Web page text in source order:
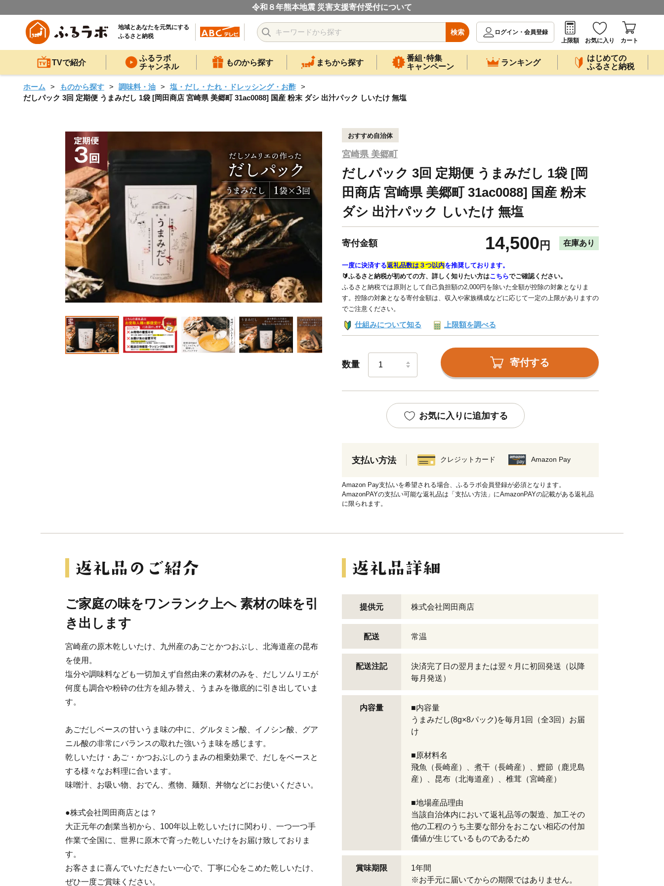
令和８年熊本地震 災害支援寄付受付について
地域とあなたを元気にする
ふるさと納税
検索
ログイン・会員登録
上限額
お気に入り カート
TVで紹介
ふるラボ
チャンネル
ものから探す まちから探す
番組･特集
キャンペーン
ランキング
はじめての
ふるさと納税
ホーム ものから探す 調味料・油
塩・だし・たれ・ドレッシング・お酢
だしパック 3回 定期便 うまみだし 1袋 [岡田商店 宮崎県 美郷町 31ac0088] 国産 粉末 ダシ 出汁パック しいたけ 無塩
おすすめ自治体
宮崎県 美郷町
だしパック 3回 定期便 うまみだし 1袋 [岡
田商店 宮崎県 美郷町 31ac0088] 国産 粉末
ダシ 出汁パック しいたけ 無塩
寄付金額 14,500 円 在庫あり
一度に決済する返礼品数は３つ以内を推奨しております。
🔰ふるさと納税が初めての方、詳しく知りたい方はこちらでご確認ください。
ふるさと納税では原則として自己負担額の2,000円を除いた全額が控除の対象となりま
す。控除の対象となる寄付金額は、収入や家族構成などに応じて一定の上限がありますの
でご注意ください。
仕組みについて知る 上限額を調べる
数量 寄付する
お気に入りに追加する
支払い方法 クレジットカード Amazon Pay
Amazon Pay支払いを希望される場合、ふるラボ会員登録が必須となります。
AmazonPAYの支払い可能な返礼品は「支払い方法」にAmazonPAYの記載がある返礼品
に限られます。
ご家庭の味をワンランク上へ 素材の味を引
き出します
宮崎産の原木乾しいたけ、九州産のあごとかつおぶし、北海道産の昆布
を使用。
塩分や調味料なども一切加えず自然由来の素材のみを、だしソムリエが
何度も調合や粉砕の仕方を組み替え、うまみを徹底的に引き出していま
す。
あごだしベースの甘いうま味の中に、グルタミン酸、イノシン酸、グア
ニル酸の非常にバランスの取れた強いうま味を感じます。
乾しいたけ・あご・かつおぶしのうまみの相乗効果で、だしをベースと
する様々なお料理に合います。
味噌汁、お吸い物、おでん、煮物、麺類、丼物などにお使いください。
●株式会社岡田商店とは？
大正元年の創業当初から、100年以上乾しいたけに関わり、一つ一つ手
作業で全国に、世界に原木で育った乾しいたけをお届け致しておりま
す。
お客さまに喜んでいただきたい一心で、丁寧に心をこめた乾しいたけ、
ぜひ一度ご賞味ください。
提供元 株式会社岡田商店
配送 常温
配送注記
決済完了日の翌月または翌々月に初回発送（以降
毎月発送）
内容量
■内容量
うまみだし(8g×8パック)を毎月1回（全3回）お届
け
■原材料名
飛魚（長崎産）、煮干（長崎産）、鰹節（鹿児島
産）、昆布（北海道産）、椎茸（宮崎産）
■地場産品理由
当該自治体内において返礼品等の製造、加工その
他の工程のうち主要な部分をおこない相応の付加
価値が生じているものであるため
賞味期限
1年間
※お手元に届いてからの期限ではありません。